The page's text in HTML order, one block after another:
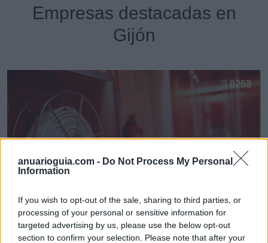
anuarioguia.com - Do Not Process My Personal
Information
If you wish to opt-out of the sale, sharing to third parties, or
processing of your personal or sensitive information for
targeted advertising by us, please use the below opt-out
section to confirm your selection. Please note that after your
Empresas destacadas en
Gijón
8253